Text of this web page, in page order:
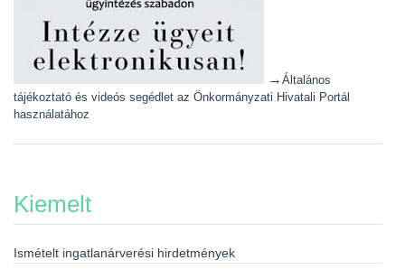
→ Általános
tájékoztató és videós segédlet az Önkormányzati Hivatali Portál
használatához
Kiemelt
Ismételt ingatlanárverési hirdetmények